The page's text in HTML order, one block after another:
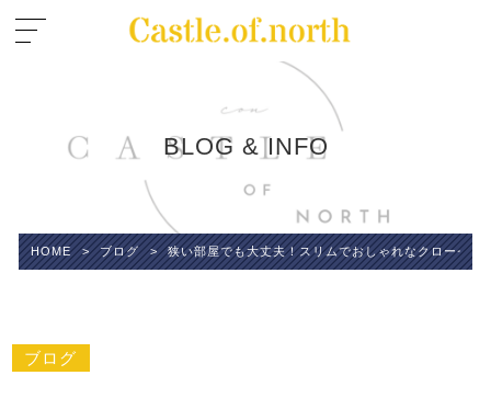
BLOG & INFO
HOME > ブログ > 狭い部屋でも大丈夫！スリムでおしゃれなクローゼッ
ブログ